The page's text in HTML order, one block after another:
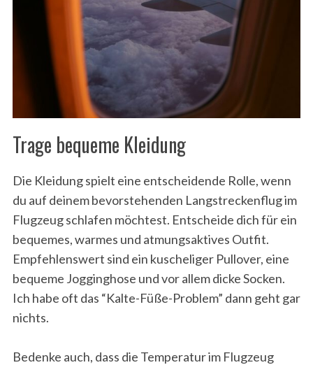
Trage bequeme Kleidung
Die Kleidung spielt eine entscheidende Rolle, wenn
du auf deinem bevorstehenden Langstreckenflug im
Flugzeug schlafen möchtest. Entscheide dich für ein
bequemes, warmes und atmungsaktives Outfit.
Empfehlenswert sind ein kuscheliger Pullover, eine
bequeme Jogginghose und vor allem dicke Socken.
Ich habe oft das “Kalte-Füße-Problem” dann geht gar
nichts.
Bedenke auch, dass die Temperatur im Flugzeug